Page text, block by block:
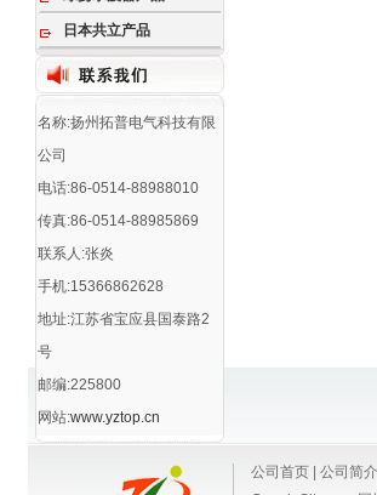
日本共立产品
名称:扬州拓普电气科技有限
公司
电话:86-0514-88988010
传真:86-0514-88985869
联系人:张炎
手机:15366862628
地址:江苏省宝应县国泰路2
号
邮编:225800
网站:www.yztop.cn
公司首页 公司简介